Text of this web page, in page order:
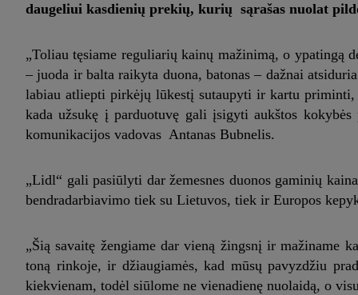
daugeliui kasdienių prekių, kurių sąrašas nuolat
„Toliau tęsiame reguliarių kainų mažinimą, o ypatingą
– juoda ir balta raikyta duona, batonas – dažnai
labiau atliepti pirkėjų lūkestį sutaupyti ir kartu
kada užsukę į parduotuvę gali įsigyti aukštos
komunikacijos vadovas Antanas Bubnelis.
„Lidl“ gali pasiūlyti dar žemesnes duonos gaminių
bendradarbiavimo tiek su Lietuvos, tiek ir Europos
„Šią savaitę žengiame dar vieną žingsnį ir mažiname
toną rinkoje, ir džiaugiamės, kad mūsų pavyzdžiu
kiekvienam, todėl siūlome ne vienadienę nuolaidą, o